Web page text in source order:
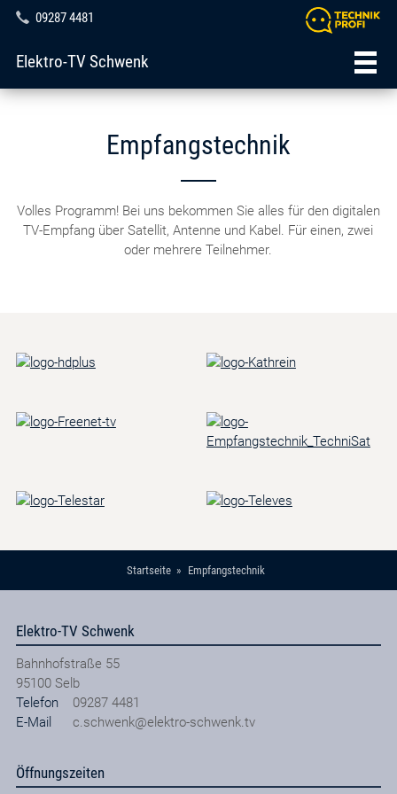
09287 4481
Elektro-TV Schwenk
Empfangstechnik
Volles Programm! Bei uns bekommen Sie alles für den digitalen
TV-Empfang über Satellit, Antenne und Kabel. Für einen, zwei
oder mehrere Teilnehmer.
Startseite Empfangstechnik
Elektro-TV Schwenk
Bahnhofstraße 55
95100 Selb
Telefon
09287 4481
E-Mail
c.schwenk@elektro-schwenk.tv
Öffnungszeiten